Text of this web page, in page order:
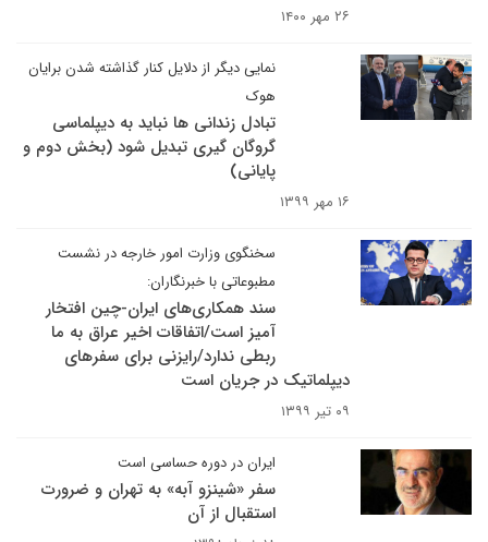
۲۶ مهر ۱۴۰۰
نمایی دیگر از دلایل کنار گذاشته شدن برایان
هوک
تبادل زندانی ها نباید به دیپلماسی
گروگان گیری تبدیل شود (بخش دوم و
پایانی)
۱۶ مهر ۱۳۹۹
سخنگوی وزارت امور خارجه در نشست
مطبوعاتی با خبرنگاران:
سند همکاری‌های ایران-چین افتخار
آمیز است/اتفاقات اخیر عراق به ما
ربطی ندارد/رایزنی برای سفرهای
دیپلماتیک در جریان است
۰۹ تیر ۱۳۹۹
ایران در دوره حساسی است
سفر «شینزو آبه» به تهران و ضرورت
استقبال از آن